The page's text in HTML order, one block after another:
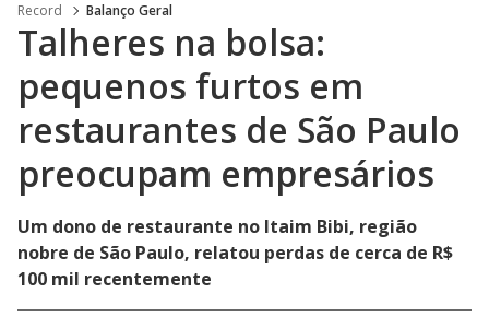
Record Balanço Geral
Talheres na bolsa:
pequenos furtos em
restaurantes de São Paulo
preocupam empresários
Um dono de restaurante no Itaim Bibi, região
nobre de São Paulo, relatou perdas de cerca de R$
100 mil recentemente